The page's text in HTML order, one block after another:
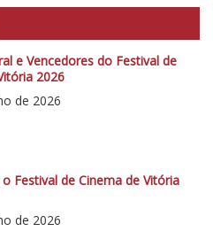
e Vencedores do Festival de
2026
de 2026
Festival de Cinema de Vitória
de 2026